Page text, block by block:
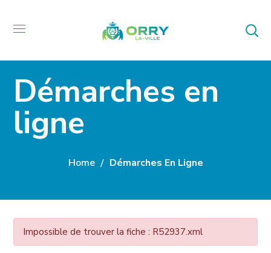
Démarches en
ligne
Home Démarches En Ligne
Impossible de trouver la fiche : R52937.xml